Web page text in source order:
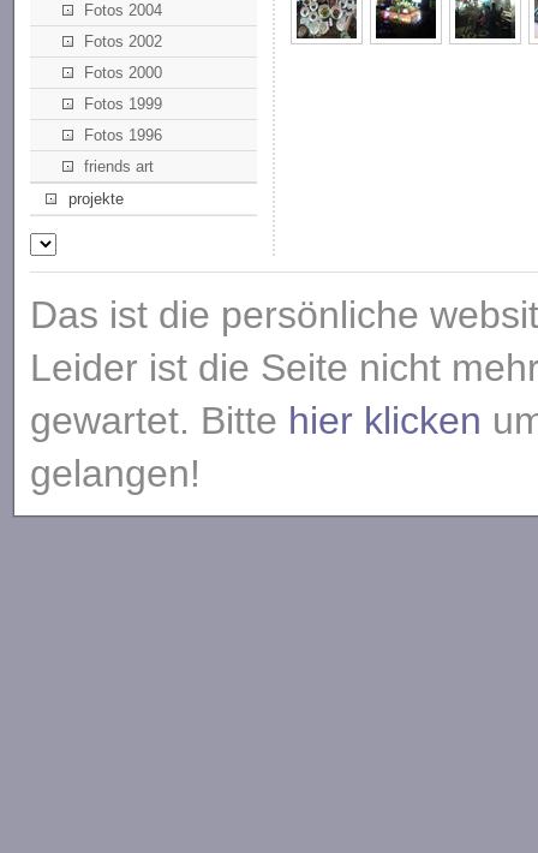
Fotos 2004
Fotos 2002
Fotos 2000
Fotos 1999
Fotos 1996
friends art
projekte
Das ist die persönliche
Leider ist die Seite nicht
gewartet. Bitte hier klicken
gelangen!